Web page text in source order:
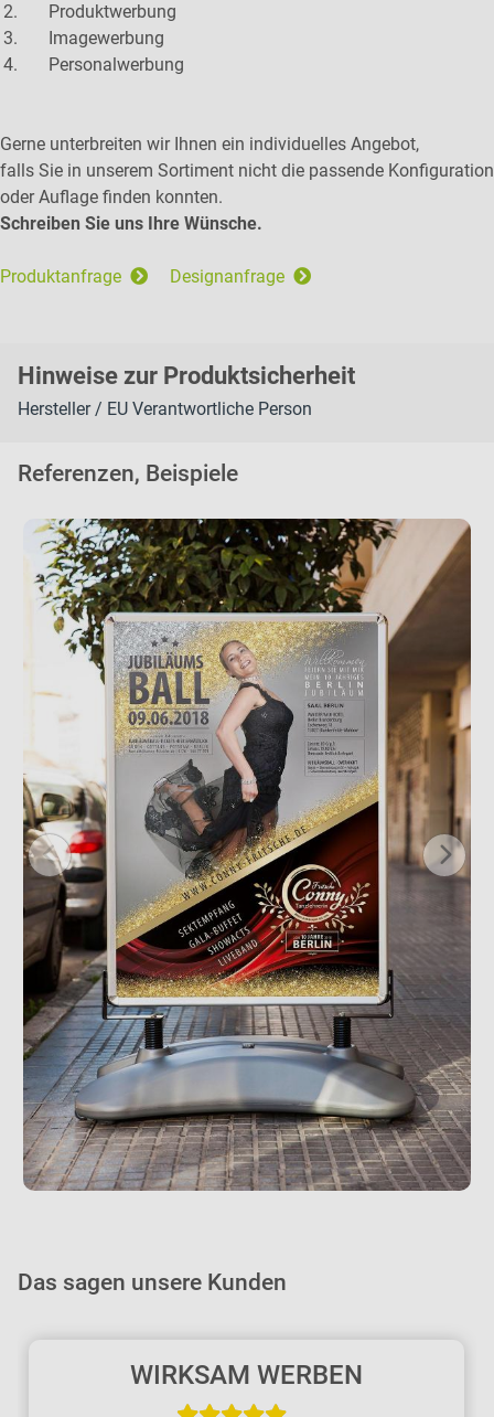
Produktwerbung
Imagewerbung
Personalwerbung
Gerne unterbreiten wir Ihnen ein individuelles Angebot,
falls Sie in unserem Sortiment nicht die passende Konfiguration
oder Auflage finden konnten.
Schreiben Sie uns Ihre Wünsche.
Produktanfrage Designanfrage
Hinweise zur Produktsicherheit
Hersteller / EU Verantwortliche Person
Referenzen, Beispiele
Das sagen unsere Kunden
WIRKSAM WERBEN